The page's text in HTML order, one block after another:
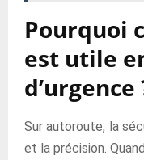
Pourquoi
est utile
d’urgence
Sur autoroute, la
et la précision.